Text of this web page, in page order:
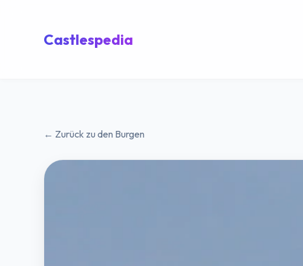
Castlespedia
← Zurück zu den Burgen